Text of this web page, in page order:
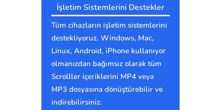
İşletim Sistemlerini Destekler
Tüm cihazların işletim sistemlerini
destekliyoruz. Windows, Mac,
Linux, Android, iPhone kullanıyor
olmanızdan bağımsız olarak tüm
Scrolller içeriklerini MP4 veya
MP3 dosyasına dönüştürebilir ve
indirebilirsiniz.